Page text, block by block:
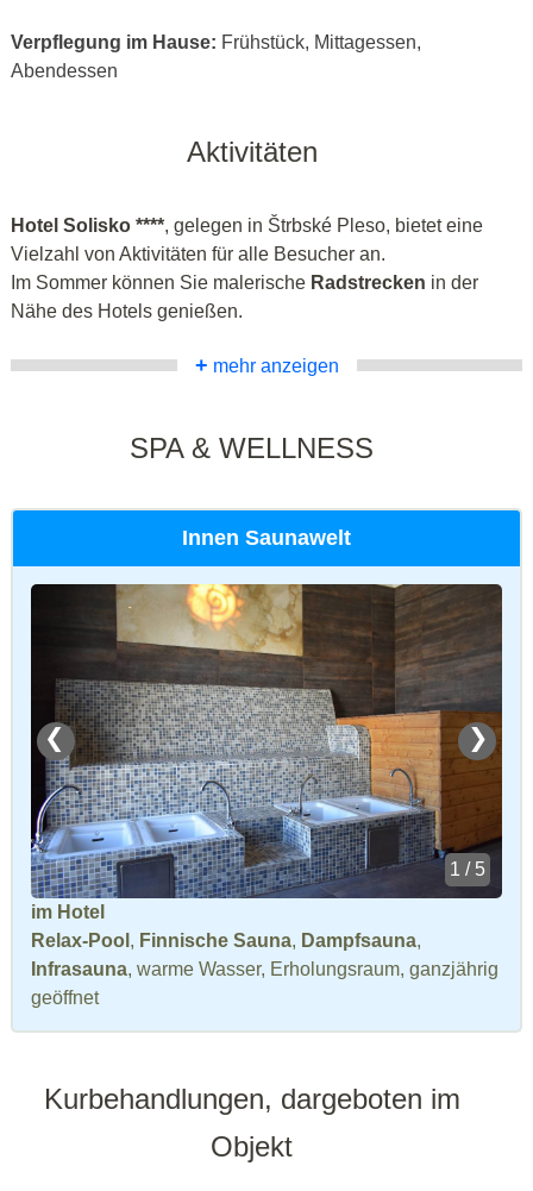
Verpflegung im Hause: Frühstück, Mittagessen,
Abendessen
Aktivitäten
Hotel Solisko ****, gelegen in Štrbské Pleso, bietet eine
Vielzahl von Aktivitäten für alle Besucher an.
Im Sommer können Sie malerische Radstrecken in der
Nähe des Hotels genießen.
+ mehr anzeigen
SPA & WELLNESS
Innen Saunawelt
❮ ❯
1 / 5
im Hotel
Relax-Pool , Finnische Sauna, Dampfsauna,
Infrasauna, warme Wasser, Erholungsraum, ganzjährig
geöffnet
Kurbehandlungen, dargeboten im
Objekt